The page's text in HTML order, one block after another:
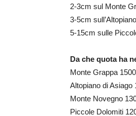
2-3cm sul Monte
3-5cm
5-15cm sulle
Da che quota ha
Monte Grappa
Altopiano di Asiago
Monte Novegno
Piccole Dolomiti